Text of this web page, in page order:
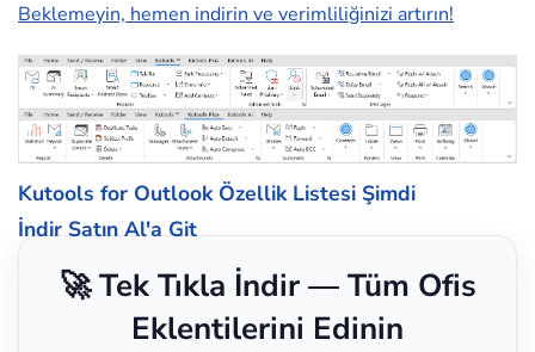
Beklemeyin, hemen indirin ve verimliliğinizi artırın!
Kutools for Outlook Özellik Listesi Şimdi
İndir Satın Al'a Git
🚀 Tek Tıkla İndir — Tüm Ofis
Eklentilerini Edinin